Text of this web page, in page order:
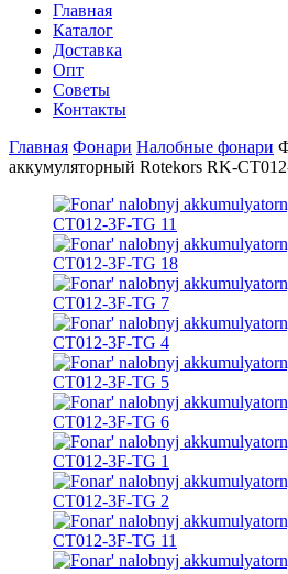
Главная
Каталог
Доставка
Опт
Советы
Контакты
Главная Фонари Налобные фонари
аккумуляторный Rotekors RK-